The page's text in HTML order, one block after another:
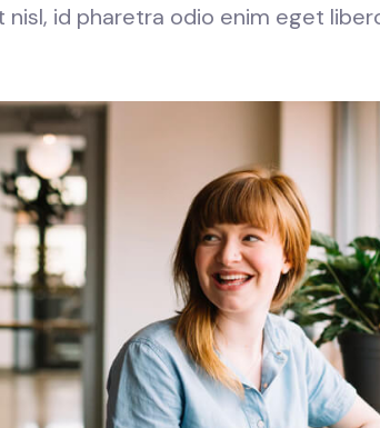
id pharetra odio enim eget